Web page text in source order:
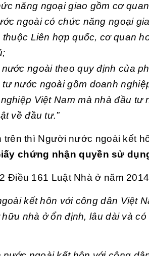
năng ngoại giao gồm cơ
ngoài có chức năng ngoại
Liên hợp quốc, cơ quan
ngoài theo quy định của
nước ngoài gồm doanh
Việt Nam mà nhà đầu
về đầu tư.”
trên thì Người nước ngoài kết
chứng nhận quyền sử
Điều 161 Luật Nhà ở năm
kết hôn với công dân Việt
nhà ở ổn định, lâu dài và